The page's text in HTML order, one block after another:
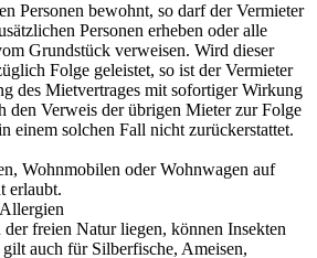
Personen bewohnt, so darf der Vermieter
Personen erheben oder alle
Grundstück verweisen. Wird dieser
Folge geleistet, so ist der Vermieter
des Mietvertrages mit sofortiger Wirkung
den Verweis der übrigen Mieter zur Folge
einem solchen Fall nicht zurückerstattet.
Wohnmobilen oder Wohnwagen auf
erlaubt.
freien Natur liegen, können Insekten
auch für Silberfische, Ameisen,